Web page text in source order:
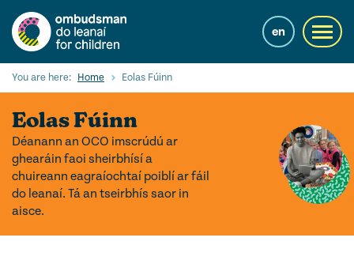
main
content
en
Cuardaigh
Cearta leanaí
Mol Eolais
You are here: Home Eolas Fúinn
Eolas Fúinn
Déanann an OCO imscrúdú ar
ghearáin faoi sheirbhísí a
chuireann eagraíochtaí poiblí ar fáil
do leanaí. Tá an tseirbhís saor in
aisce.